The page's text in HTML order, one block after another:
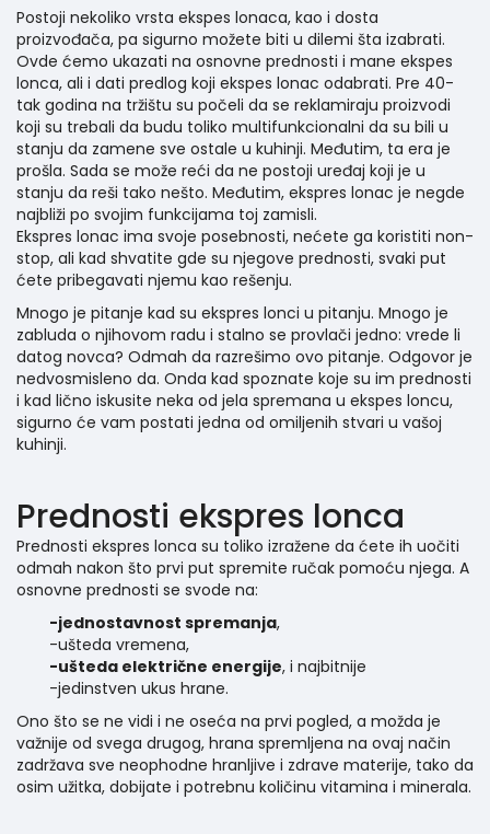
Postoji nekoliko vrsta ekspes lonaca, kao i dosta
proizvođača, pa sigurno možete biti u dilemi šta izabrati.
Ovde ćemo ukazati na osnovne prednosti i mane ekspes
lonca, ali i dati predlog koji ekspes lonac odabrati. Pre 40-
tak godina na tržištu su počeli da se reklamiraju proizvodi
koji su trebali da budu toliko multifunkcionalni da su bili u
stanju da zamene sve ostale u kuhinji. Međutim, ta era je
prošla. Sada se može reći da ne postoji uređaj koji je u
stanju da reši tako nešto. Međutim, ekspres lonac je negde
najbliži po svojim funkcijama toj zamisli.
Ekspres lonac ima svoje posebnosti, nećete ga koristiti non-
stop, ali kad shvatite gde su njegove prednosti, svaki put
ćete pribegavati njemu kao rešenju.
Mnogo je pitanje kad su ekspres lonci u pitanju. Mnogo je
zabluda o njihovom radu i stalno se provlači jedno: vrede li
datog novca? Odmah da razrešimo ovo pitanje. Odgovor je
nedvosmisleno da. Onda kad spoznate koje su im prednosti
i kad lično iskusite neka od jela spremana u ekspes loncu,
sigurno će vam postati jedna od omiljenih stvari u vašoj
kuhinji.
Prednosti ekspres lonca
Prednosti ekspres lonca su toliko izražene da ćete ih uočiti
odmah nakon što prvi put spremite ručak pomoću njega. A
osnovne prednosti se svode na:
-jednostavnost spremanja,
-ušteda vremena,
-ušteda električne energije, i najbitnije
-jedinstven ukus hrane.
Ono što se ne vidi i ne oseća na prvi pogled, a možda je
važnije od svega drugog, hrana spremljena na ovaj način
zadržava sve neophodne hranljive i zdrave materije, tako da
osim užitka, dobijate i potrebnu količinu vitamina i minerala.